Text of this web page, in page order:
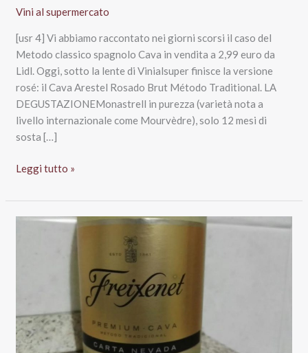
Vini al supermercato
[usr 4] Vi abbiamo raccontato nei giorni scorsi il caso del
Metodo classico spagnolo Cava in vendita a 2,99 euro da
Lidl. Oggi, sotto la lente di Vinialsuper finisce la versione
rosé: il Cava Arestel Rosado Brut Método Traditional. LA
DEGUSTAZIONEMonastrell in purezza (varietà nota a
livello internazionale come Mourvèdre), solo 12 mesi di
sosta […]
Cava
Rosado
Brut,
Leggi tutto »